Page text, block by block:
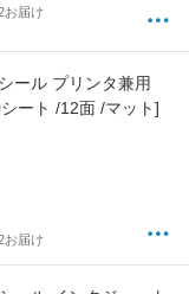
お届け
ール プリンタ兼用
ート /12面 /マット]
お届け